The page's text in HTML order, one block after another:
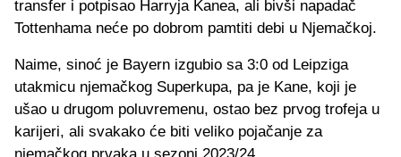
transfer i potpisao Harryja Kanea, ali bivši napadač
Tottenhama neće po dobrom pamtiti debi u Njemačkoj.
Naime, sinoć je Bayern izgubio sa 3:0 od Leipziga
utakmicu njemačkog Superkupa, pa je Kane, koji je
ušao u drugom poluvremenu, ostao bez prvog trofeja u
karijeri, ali svakako će biti veliko pojačanje za